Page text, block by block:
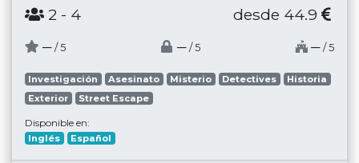
2 - 4 desde 44.9
─ / 5 ─ / 5 ─ / 5
Investigación Asesinato Misterio Detectives
Historia
Exterior
Street Escape
Disponible en:
Inglés Español